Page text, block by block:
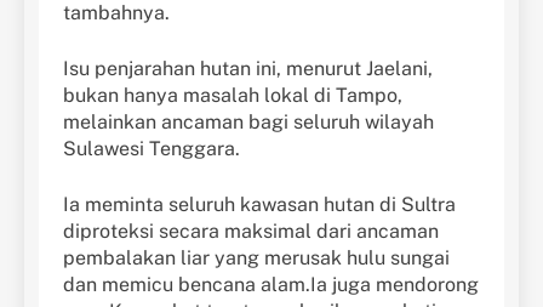
tambahnya.
Isu penjarahan hutan ini, menurut Jaelani,
bukan hanya masalah lokal di Tampo,
melainkan ancaman bagi seluruh wilayah
Sulawesi Tenggara.
Ia meminta seluruh kawasan hutan di Sultra
diproteksi secara maksimal dari ancaman
pembalakan liar yang merusak hulu sungai
dan memicu bencana alam.Ia juga mendorong